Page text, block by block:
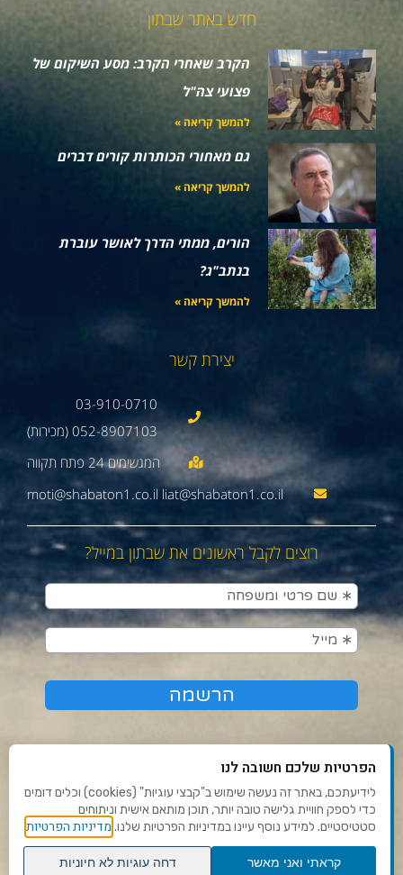
חדש באתר שבתון
הקרב שאחרי הקרב: מסע השיקום של
פצועי צה"ל
להמשך קריאה »
גם מאחורי הכותרות קורים דברים
להמשך קריאה »
הורים, ממתי הדרך לאושר עוברת
בנתב"ג?
להמשך קריאה »
יצירת קשר
03-910-0710
052-8907103 (מכירות)
moti@shabaton1.co.il liat@shabaton1.co.il
רוצים לקבל ראשונים את שבתון במייל?
תנאי שימוש ומדיניות פרטיות
פנו אלינו
הפרטיות שלכם חשובה לנו
לידיעתכם, באתר זה נעשה שימוש ב"קבצי עוגיות" (cookies) וכלים דומים
כדי לספק חוויית גלישה טובה יותר, תוכן מותאם אישית וניתוחים
סטטיסטיים. למידע נוסף עיינו במדיניות הפרטיות שלנו. מדיניות הפרטיות
קראתי ואני מאשר דחה עוגיות לא חיוניות